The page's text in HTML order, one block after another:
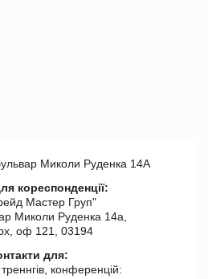
Миколи Руденка 14А
кореспонденції:
Мастер Груп"
Миколи Руденка 14а,
оф 121, 03194
для:
конференцій: